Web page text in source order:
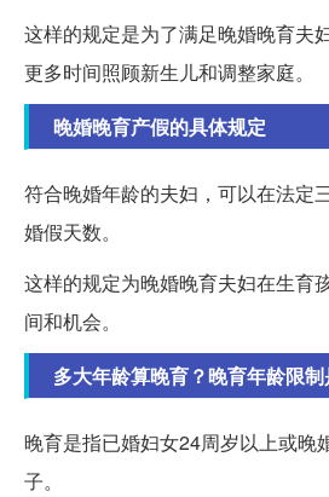
这样的规定是为了满足晚婚晚育夫
更多时间照顾新生儿和调整家庭。
晚婚晚育产假的具体规定
符合晚婚年龄的夫妇，可以在法定
婚假天数。
这样的规定为晚婚晚育夫妇在生育
间和机会。
多大年龄算晚育？晚育年龄限制
晚育是指已婚妇女24周岁以上或晚
子。